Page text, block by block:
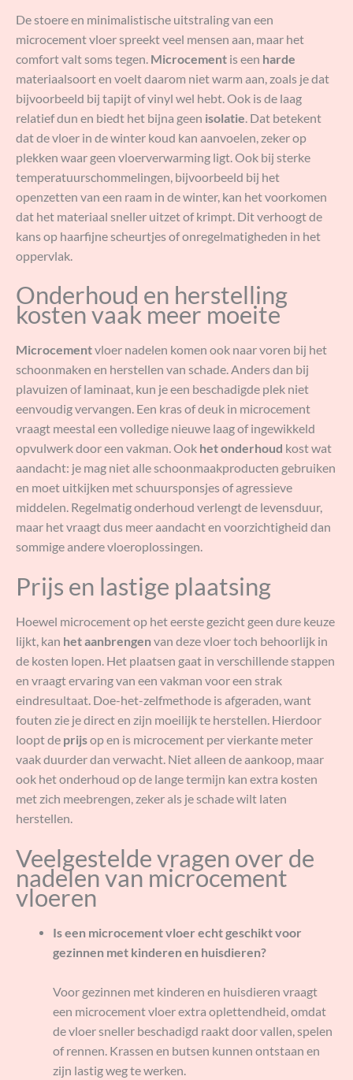
De stoere en minimalistische uitstraling van een
microcement vloer spreekt veel mensen aan, maar het
comfort valt soms tegen. Microcement is een harde
materiaalsoort en voelt daarom niet warm aan, zoals je dat
bijvoorbeeld bij tapijt of vinyl wel hebt. Ook is de laag
relatief dun en biedt het bijna geen isolatie. Dat betekent
dat de vloer in de winter koud kan aanvoelen, zeker op
plekken waar geen vloerverwarming ligt. Ook bij sterke
temperatuurschommelingen, bijvoorbeeld bij het
openzetten van een raam in de winter, kan het voorkomen
dat het materiaal sneller uitzet of krimpt. Dit verhoogt de
kans op haarfijne scheurtjes of onregelmatigheden in het
oppervlak.
Onderhoud en herstelling
kosten vaak meer moeite
Microcementvloer nadelen komen ook naar voren bij het
schoonmaken en herstellen van schade. Anders dan bij
plavuizen of laminaat, kun je een beschadigde plek niet
eenvoudig vervangen. Een kras of deuk in microcement
vraagt meestal een volledige nieuwe laag of ingewikkeld
opvulwerk door een vakman. Ook het onderhoud kost wat
aandacht: je mag niet alle schoonmaakproducten gebruiken
en moet uitkijken met schuursponsjes of agressieve
middelen. Regelmatig onderhoud verlengt de levensduur,
maar het vraagt dus meer aandacht en voorzichtigheid dan
sommige andere vloeroplossingen.
Prijs en lastige plaatsing
Hoewel microcement op het eerste gezicht geen dure keuze
lijkt, kan het aanbrengenvan deze vloer toch behoorlijk in
de kosten lopen. Het plaatsen gaat in verschillende stappen
en vraagt ervaring van een vakman voor een strak
eindresultaat. Doe-het-zelfmethode is afgeraden, want
fouten zie je direct en zijn moeilijk te herstellen. Hierdoor
loopt de prijsop en is microcement per vierkante meter
vaak duurder dan verwacht. Niet alleen de aankoop, maar
ook het onderhoud op de lange termijn kan extra kosten
met zich meebrengen, zeker als je schade wilt laten
herstellen.
Veelgestelde vragen over de
nadelen van microcement
vloeren
Is een microcement vloer echt geschikt voor
gezinnen met kinderen en huisdieren?
Voor gezinnen met kinderen en huisdieren vraagt
een microcement vloer extra oplettendheid, omdat
de vloer sneller beschadigd raakt door vallen, spelen
of rennen. Krassen en butsen kunnen ontstaan en
zijn lastig weg te werken.